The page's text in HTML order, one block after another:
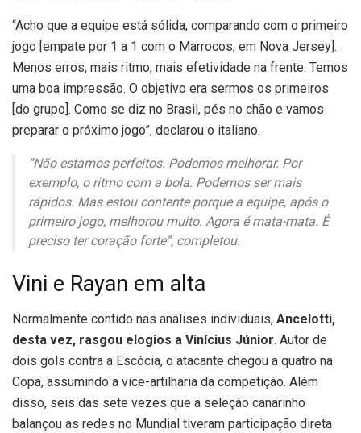
“Acho que a equipe está sólida, comparando com o primeiro
jogo [empate por 1 a 1 com o Marrocos, em Nova Jersey].
Menos erros, mais ritmo, mais efetividade na frente. Temos
uma boa impressão. O objetivo era sermos os primeiros
[do grupo]. Como se diz no Brasil, pés no chão e vamos
preparar o próximo jogo”, declarou o italiano.
“Não estamos perfeitos. Podemos melhorar. Por
exemplo, o ritmo com a bola. Podemos ser mais
rápidos. Mas estou contente porque a equipe, após o
primeiro jogo, melhorou muito. Agora é mata-mata. É
preciso ter coração forte”, completou.
Vini e Rayan em alta
Normalmente contido nas análises individuais, Ancelotti,
desta vez, rasgou elogios a Vinícius Júnior. Autor de
dois gols contra a Escócia, o atacante chegou a quatro na
Copa, assumindo a vice-artilharia da competição. Além
disso, seis das sete vezes que a seleção canarinho
balançou as redes no Mundial tiveram participação direta